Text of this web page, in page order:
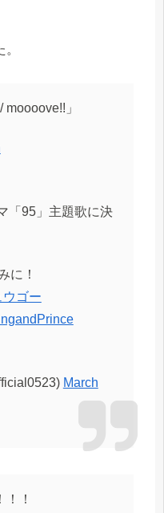
」
「95」主題歌に決
に！
ウゴー
March
！